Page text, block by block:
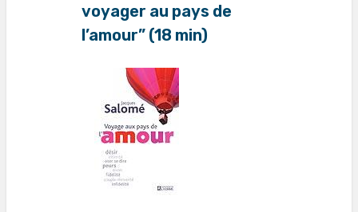
voyager au pays de
l’amour” (18 min)